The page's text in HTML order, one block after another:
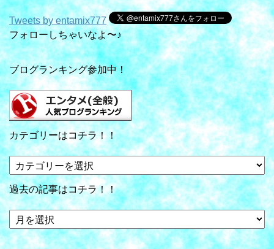
Tweets by entamix777
フォローしちゃいなよ〜♪
ブログランキング参加中！
カテゴリーはコチラ！！
カ
テ
ゴ
リ
ー
は
コ
過去の記事はコチラ！！
過
去
の